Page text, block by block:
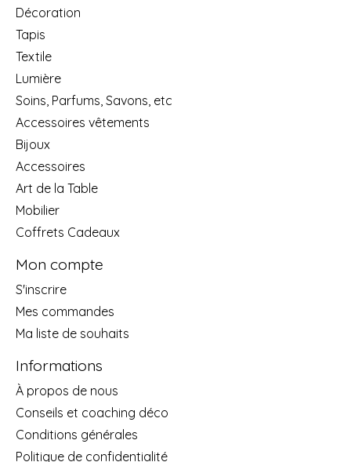
Décoration
Tapis
Textile
Lumière
Soins, Parfums, Savons, etc
Accessoires vêtements
Bijoux
Accessoires
Art de la Table
Mobilier
Coffrets Cadeaux
Mon compte
S'inscrire
Mes commandes
Ma liste de souhaits
Informations
À propos de nous
Conseils et coaching déco
Conditions générales
Politique de confidentialité